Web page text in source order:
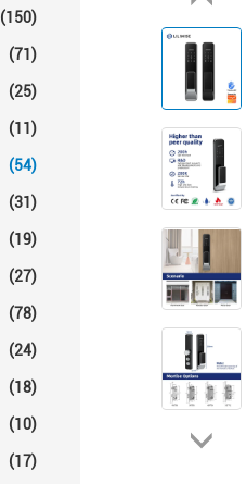
(150)
(71)
(25)
(11)
(54)
(31)
(19)
(27)
(78)
(24)
(18)
(10)
(17)